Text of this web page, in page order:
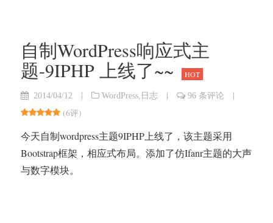
自制WordPress响应式主
题-9IPHP 上线了~~
HOT
2014/04/12 | WordPress 日志 | 96 条评论
|
(6评)
今天自制wordpress主题9IPHP上线了，该主题采用
Bootstrap框架，相应式布局。添加了仿Ifanr主题的大声
与数字模块。